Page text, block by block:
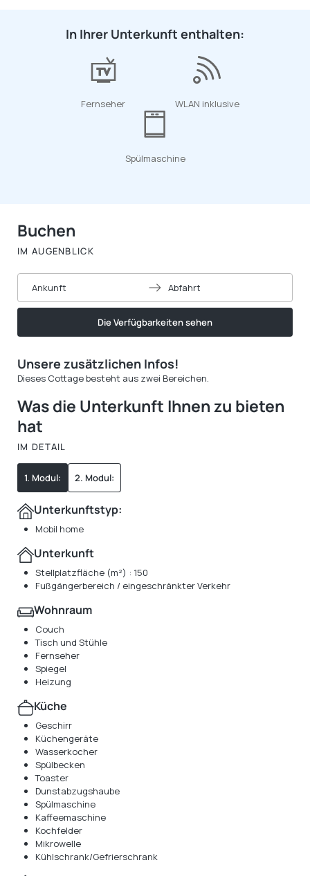
In Ihrer Unterkunft enthalten:
Fernseher WLAN inklusive
Spülmaschine
Unsere zusätzlichen Infos!
Dieses Cottage besteht aus zwei Bereichen.
Was die Unterkunft Ihnen zu bieten
hat
IM DETAIL
1. Modul: 2. Modul:
Unterkunftstyp:
Mobil home
Unterkunft
Stellplatzfläche (m²) : 150
Fußgängerbereich / eingeschränkter Verkehr
Wohnraum
Couch
Tisch und Stühle
Fernseher
Spiegel
Heizung
Küche
Geschirr
Küchengeräte
Wasserkocher
Spülbecken
Toaster
Dunstabzugshaube
Spülmaschine
Kaffeemaschine
Kochfelder
Mikrowelle
Kühlschrank/Gefrierschrank
Buchen
IM AUGENBLICK
Ankunft Abfahrt
Die Verfügbarkeiten sehen